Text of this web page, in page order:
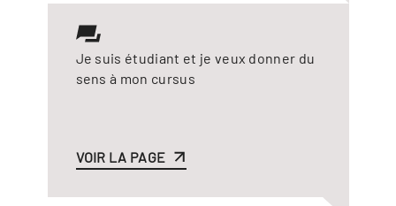
Je suis étudiant et je veux donner du
sens à mon cursus
VOIR LA PAGE